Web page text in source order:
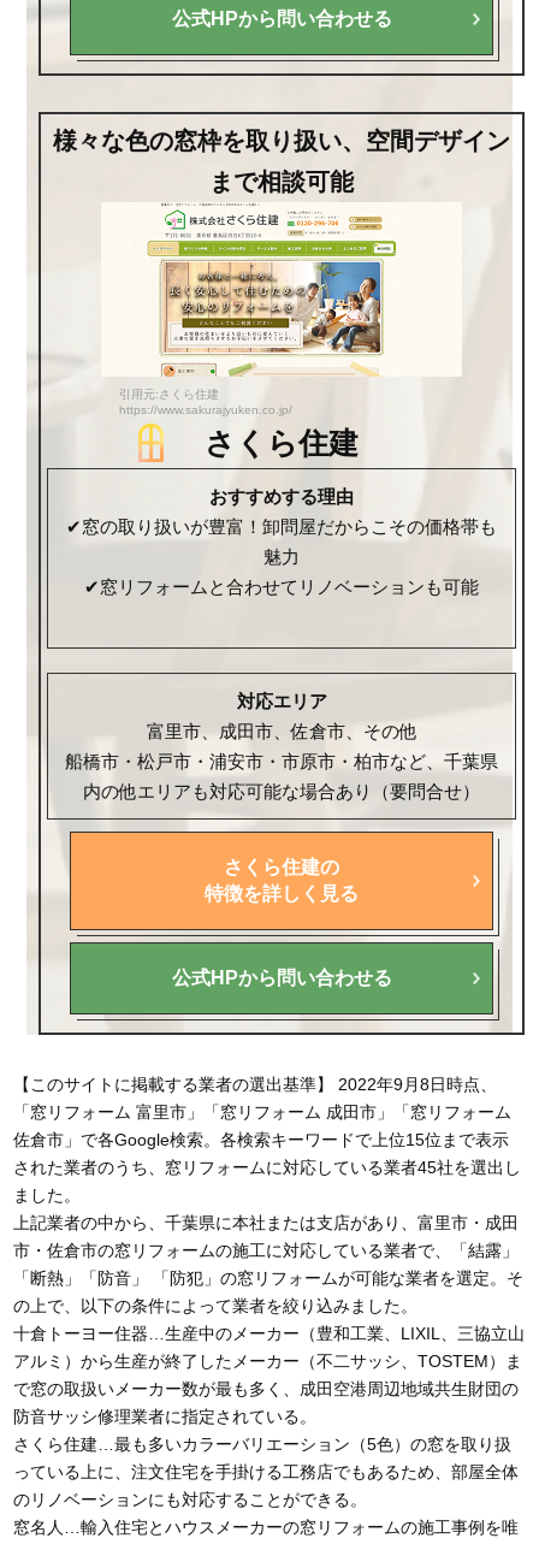
公式HPから問い合わせる
様々な色の窓枠を取り扱い、空間デザイン
まで相談可能
引用元:さくら住建
https://www.sakurajyuken.co.jp/
さくら住建
おすすめする理由
✔窓の取り扱いが豊富！卸問屋だからこその価格帯も
魅力
✔窓リフォームと合わせてリノベーションも可能
対応エリア
富里市、成田市、佐倉市、その他
船橋市・松戸市・浦安市・市原市・柏市など、千葉県
内の他エリアも対応可能な場合あり（要問合せ）
さくら住建の
特徴を詳しく見る
公式HPから問い合わせる
【このサイトに掲載する業者の選出基準】 2022年9月8日時点、
「窓リフォーム 富里市」「窓リフォーム 成田市」「窓リフォーム
佐倉市」で各Google検索。各検索キーワードで上位15位まで表示
された業者のうち、窓リフォームに対応している業者45社を選出し
ました。
上記業者の中から、千葉県に本社または支店があり、富里市・成田
市・佐倉市の窓リフォームの施工に対応している業者で、「結露」
「断熱」「防音」 「防犯」の窓リフォームが可能な業者を選定。そ
の上で、以下の条件によって業者を絞り込みました。
十倉トーヨー住器…生産中のメーカー（豊和工業、LIXIL、三協立山
アルミ）から生産が終了したメーカー（不二サッシ、TOSTEM）ま
で窓の取扱いメーカー数が最も多く、成田空港周辺地域共生財団の
防音サッシ修理業者に指定されている。
さくら住建…最も多いカラーバリエーション（5色）の窓を取り扱
っている上に、注文住宅を手掛ける工務店でもあるため、部屋全体
のリノベーションにも対応することができる。
窓名人…輸入住宅とハウスメーカーの窓リフォームの施工事例を唯